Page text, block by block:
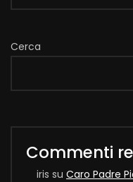
Cerca
Commenti
iris su Caro Padre